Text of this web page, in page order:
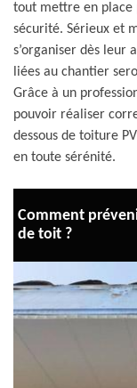
tout mettre en place
sécurité. Sérieux et
s’organiser dès leur
liées au chantier
Grâce à un
pouvoir réaliser
dessous de toiture
en toute sérénité.
Comment
de toit ?